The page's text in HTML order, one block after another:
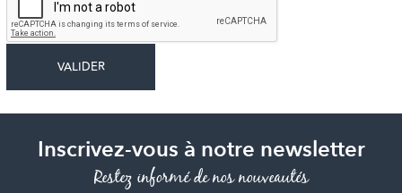
Inscrivez-vous à notre newsletter
Restez informé de nos nouveautés